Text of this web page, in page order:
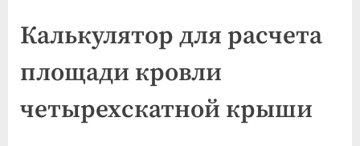
Калькулятор для расчета
площади кровли
четырехскатной крыши